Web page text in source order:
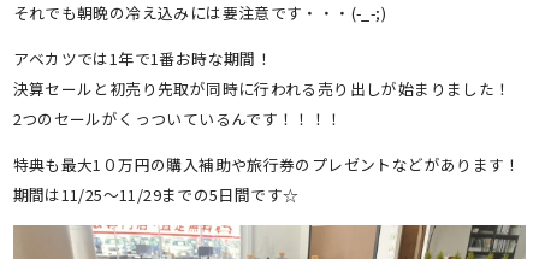
それでも朝晩の冷え込みには要注意です・・・(-_-;)
アベカツでは1年で1番お時な期間！
決算セールと初売り先取が同時に行われる売り出しが始まりました！
2つのセールがくっついているんです！！！！
特典も最大1０万円の購入補助や旅行券のプレゼントなどがあります！
期間は11/25～11/29までの5日間です☆